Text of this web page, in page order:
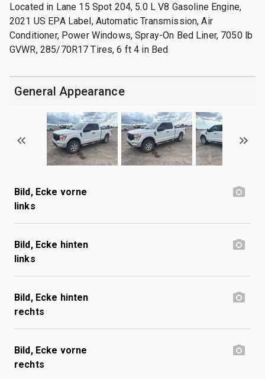
Located in Lane 15 Spot 204, 5.0 L V8 Gasoline Engine,
2021 US EPA Label, Automatic Transmission, Air
Conditioner, Power Windows, Spray-On Bed Liner, 7050 lb
GVWR, 285/70R17 Tires, 6 ft 4 in Bed
General Appearance
Bild, Ecke vorne
links
Bild, Ecke hinten
links
Bild, Ecke hinten
rechts
Bild, Ecke vorne
rechts